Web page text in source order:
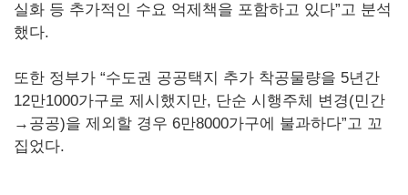
실화 등 추가적인 수요 억제책을 포함하고 있다”고 분석
했다.
또한 정부가 “수도권 공공택지 추가 착공물량을 5년간
12만1000가구로 제시했지만, 단순 시행주체 변경(민간
→공공)을 제외할 경우 6만8000가구에 불과하다”고 꼬
집었다.